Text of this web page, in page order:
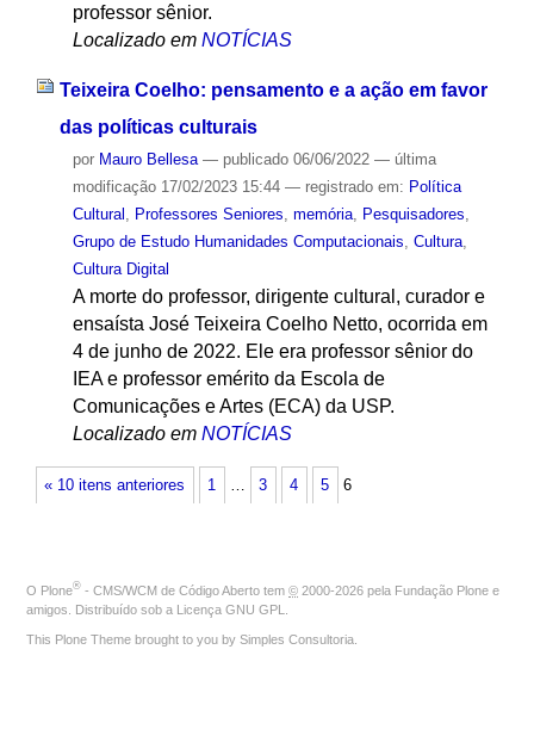
professor sênior.
Localizado em NOTÍCIAS
Teixeira Coelho: pensamento e a ação em favor
das políticas culturais
por Mauro Bellesa — publicado06/06/2022 — última
modificação17/02/2023 15:44 — registrado em: Política
Cultural , Professores Seniores, memória, Pesquisadores,
Grupo de Estudo Humanidades Computacionais, Cultura,
Cultura Digital
A morte do professor, dirigente cultural, curador e
ensaísta José Teixeira Coelho Netto, ocorrida em
4 de junho de 2022. Ele era professor sênior do
IEA e professor emérito da Escola de
Comunicações e Artes (ECA) da USP.
Localizado em NOTÍCIAS
« 10 itens anteriores 1 3 4 5 6
O Plone® - CMS/WCM de Código Aberto tem © 2000-2026 pela Fundação Plone e
amigos. Distribuído sob a Licença GNU GPL
This Plone Theme brought to you by Simples Consultoria